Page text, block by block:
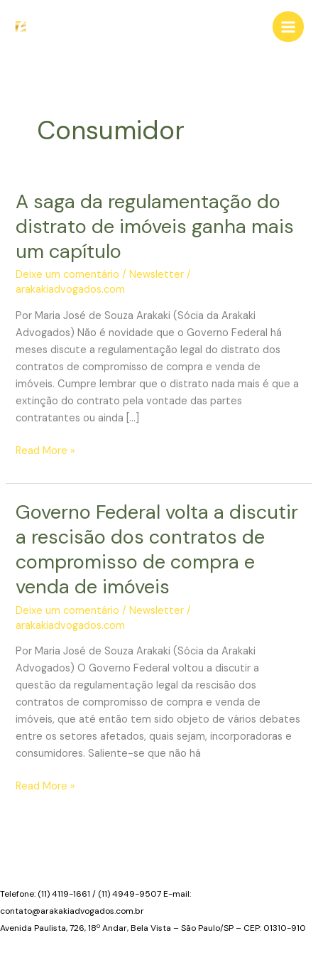
para
Consumidor
A saga da regulamentação do
distrato de imóveis ganha mais
um capítulo
Deixe um comentário /Newsletter /
arakakiadvogados.com
Por Maria José de Souza Arakaki (Sócia da Arakaki
Advogados) Não é novidade que o Governo Federal há
meses discute a regulamentação legal do distrato dos
contratos de compromisso de compra e venda de
imóveis. Cumpre lembrar que o distrato nada mais é que a
extinção do contrato pela vontade das partes
contratantes ou ainda […]
A
da
do
distrato
imóveis
ganha
mais
um
Read More »
Governo Federal volta a discutir
a rescisão dos contratos de
compromisso de compra e
venda de imóveis
Deixe um comentário /Newsletter /
arakakiadvogados.com
Por Maria José de Souza Arakaki (Sócia da Arakaki
Advogados) O Governo Federal voltou a discutir a
questão da regulamentação legal da rescisão dos
contratos de compromisso de compra e venda de
imóveis, que até então tem sido objeto de vários debates
entre os setores afetados, quais sejam, incorporadoras e
consumidores. Saliente-se que não há
Governo
rescisão
dos
contratos
Read More »
Telefone: (11) 4119-1661 / (11) 4949-9507 E-mail:
contato@arakakiadvogados.com.br
Avenida Paulista, 726, 18º Andar, Bela Vista – São Paulo/SP – CEP: 01310-910